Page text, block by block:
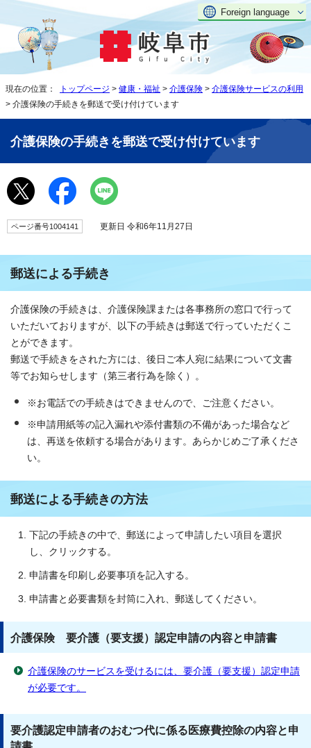
Foreign language
現在の位置： トップページ > 健康・福祉 > 介護保険 > 介護保険サービスの利用
> 介護保険の手続きを郵送で受け付けています
介護保険の手続きを郵送で受け付けています
ページ番号1004141 更新日 令和6年11月27日
郵送による手続き
介護保険の手続きは、介護保険課または各事務所の窓口で行って
いただいておりますが、以下の手続きは郵送で行っていただくこ
とができます。
郵送で手続きをされた方には、後日ご本人宛に結果について文書
等でお知らせします（第三者行為を除く）。
※お電話での手続きはできませんので、ご注意ください。
※申請用紙等の記入漏れや添付書類の不備があった場合など
は、再送を依頼する場合があります。あらかじめご了承くださ
い。
郵送による手続きの方法
下記の手続きの中で、郵送によって申請したい項目を選択
し、クリックする。
申請書を印刷し必要事項を記入する。
申請書と必要書類を封筒に入れ、郵送してください。
介護保険 要介護（要支援）認定申請の内容と申請書
介護保険のサービスを受けるには、要介護（要支援）認定申請
が必要です。
要介護認定申請者のおむつ代に係る医療費控除の内容と申